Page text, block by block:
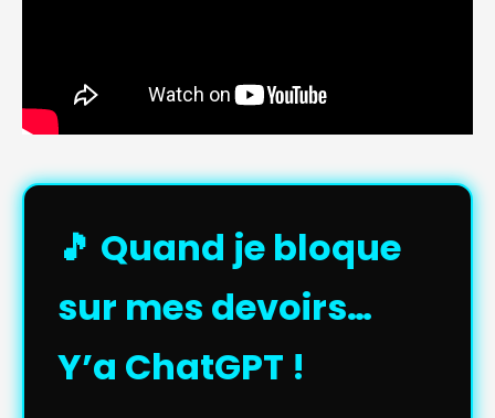
🎵 Quand je bloque
sur mes devoirs…
Y’a ChatGPT !